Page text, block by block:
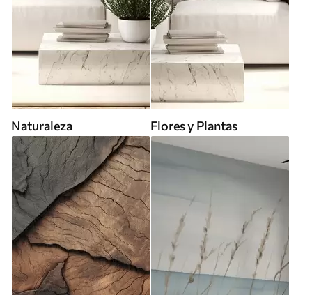
Naturaleza Flores y Plantas